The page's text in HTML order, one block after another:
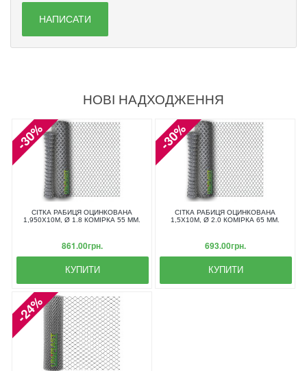
НАПИСАТИ
НОВІ НАДХОДЖЕННЯ
-30%
СІТКА РАБИЦЯ ОЦИНКОВАНА
1,950X10М, Ø 1.8 КОМІРКА 55 ММ.
861.00грн.
КУПИТИ
-30%
СІТКА РАБИЦЯ ОЦИНКОВАНА
1,5X10М, Ø 2.0 КОМІРКА 65 ММ.
693.00грн.
КУПИТИ
-24%